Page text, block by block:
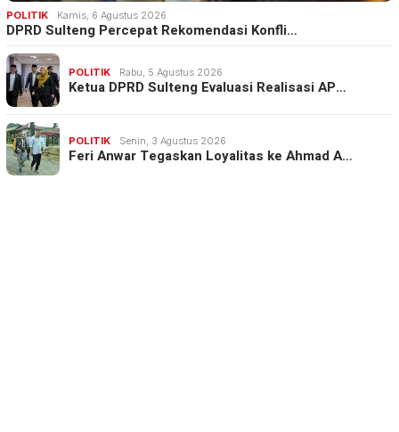
POLITIK Kamis, 6 Agustus 2026
DPRD Sulteng Percepat Rekomendasi Konfli…
POLITIK Rabu, 5 Agustus 2026
Ketua DPRD Sulteng Evaluasi Realisasi AP…
POLITIK Senin, 3 Agustus 2026
Feri Anwar Tegaskan Loyalitas ke Ahmad A…